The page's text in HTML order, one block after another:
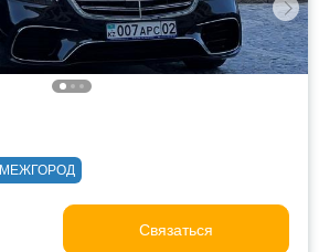
МЕЖГОРОД
Связаться